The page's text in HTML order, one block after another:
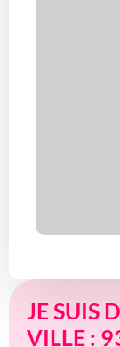
JE SUIS
VILLE :